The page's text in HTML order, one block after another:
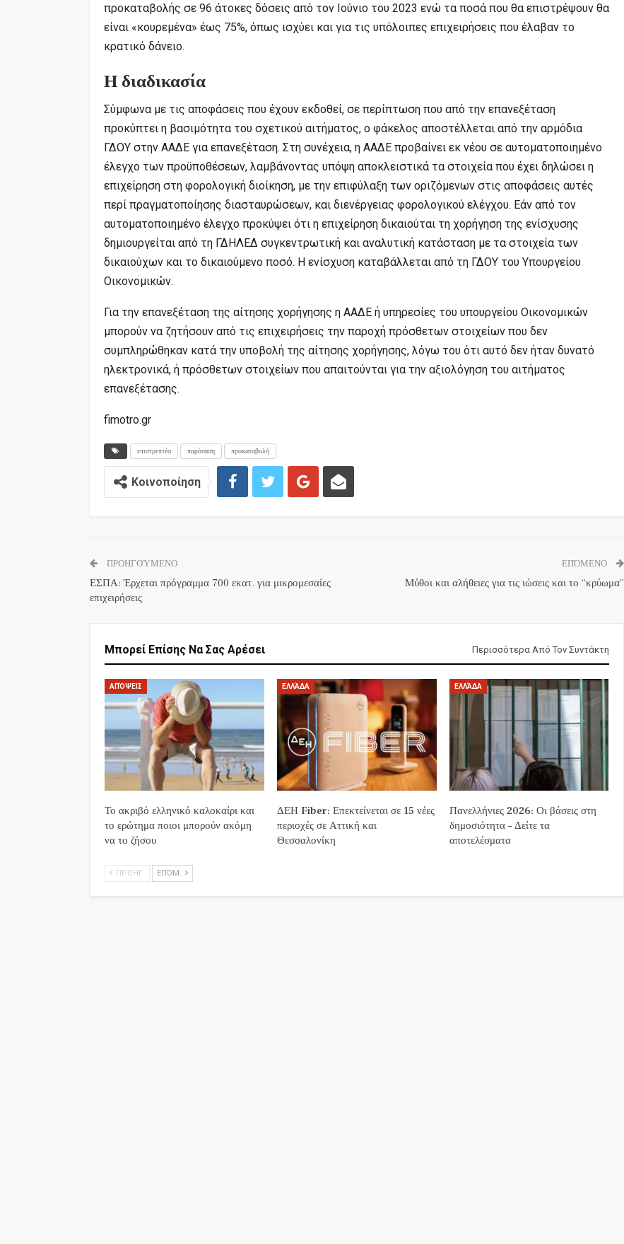
προκαταβολής σε 96 άτοκες δόσεις από τον Ιούνιο του 2023 ενώ τα ποσά που θα επιστρέψουν θα
είναι «κουρεμένα» έως 75%, όπως ισχύει και για τις υπόλοιπες επιχειρήσεις που έλαβαν το
κρατικό δάνειο.
Η διαδικασία
Σύμφωνα με τις αποφάσεις που έχουν εκδοθεί, σε περίπτωση που από την επανεξέταση
προκύπτει η βασιμότητα του σχετικού αιτήματος, ο φάκελος αποστέλλεται από την αρμόδια
ΓΔΟΥ στην ΑΑΔΕ για επανεξέταση. Στη συνέχεια, η ΑΑΔΕ προβαίνει εκ νέου σε αυτοματοποιημένο
έλεγχο των προϋποθέσεων, λαμβάνοντας υπόψη αποκλειστικά τα στοιχεία που έχει δηλώσει η
επιχείρηση στη φορολογική διοίκηση, με την επιφύλαξη των οριζόμενων στις αποφάσεις αυτές
περί πραγματοποίησης διασταυρώσεων, και διενέργειας φορολογικού ελέγχου. Εάν από τον
αυτοματοποιημένο έλεγχο προκύψει ότι η επιχείρηση δικαιούται τη χορήγηση της ενίσχυσης
δημιουργείται από τη ΓΔΗΛΕΔ συγκεντρωτική και αναλυτική κατάσταση με τα στοιχεία των
δικαιούχων και το δικαιούμενο ποσό. Η ενίσχυση καταβάλλεται από τη ΓΔΟΥ του Υπουργείου
Οικονομικών.
Για την επανεξέταση της αίτησης χορήγησης η ΑΑΔΕ ή υπηρεσίες του υπουργείου Οικονομικών
μπορούν να ζητήσουν από τις επιχειρήσεις την παροχή πρόσθετων στοιχείων που δεν
συμπληρώθηκαν κατά την υποβολή της αίτησης χορήγησης, λόγω του ότι αυτό δεν ήταν δυνατό
ηλεκτρονικά, ή πρόσθετων στοιχείων που απαιτούνται για την αξιολόγηση του αιτήματος
επανεξέτασης.
fimotro.gr
επιστρεπτέα παράταση προκαταβολή
Κοινοποίηση
ΠΡΟΗΓΟΎΜΕΝΟ
ΕΣΠΑ: Έρχεται πρόγραμμα 700 εκατ. για μικρομεσαίες
επιχειρήσεις
ΕΠΌΜΕΝΟ
Μύθοι και αλήθειες για τις ιώσεις και το “κρύωμα”
Μπορεί Επίσης Να Σας Αρέσει Περισσότερα Από Τον Συντάκτη
ΑΠΌΨΕΙΣ
Το ακριβό ελληνικό καλοκαίρι και
το ερώτημα ποιοι μπορούν ακόμη
να το ζήσου
ΕΛΛΆΔΑ
ΔΕΗ Fiber: Επεκτείνεται σε 15 νέες
περιοχές σε Αττική και
Θεσσαλονίκη
ΕΛΛΆΔΑ
Πανελλήνιες 2026: Οι βάσεις στη
δημοσιότητα – Δείτε τα
αποτελέσματα
ΠΡΟΗΓ. ΕΠΌΜ.